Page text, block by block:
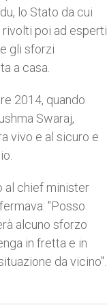
lo Stato da cui
poi ad esperti
gli sforzi
a casa.
2014, quando
Swaraj,
vivo e al sicuro e
al chief minister
"Posso
alcuno sforzo
in fretta e in
da vicino".